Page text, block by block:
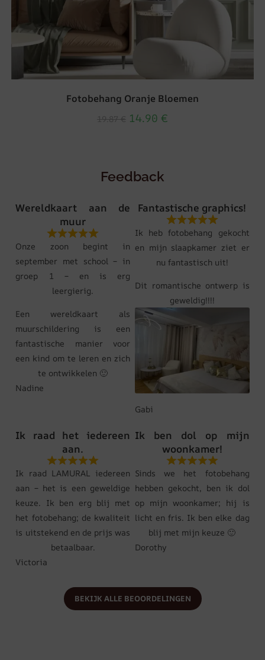
Fotobehang Oranje Bloemen
14.90 €
Feedback
Wereldkaart aan de
muur
Onze zoon begint in
september met school – in
groep 1 – en is erg
leergierig.
Een wereldkaart als
muurschildering is een
fantastische manier voor
een kind om te leren en zich
te ontwikkelen 🙂
Nadine
Fantastische graphics!
Ik heb fotobehang gekocht
en mijn slaapkamer ziet er
nu fantastisch uit!
Dit romantische ontwerp is
geweldig!!!!
Gabi
Ik raad het iedereen
aan.
Ik raad LAMURAL iedereen
aan – het is een geweldige
keuze. Ik ben erg blij met
het fotobehang; de kwaliteit
is uitstekend en de prijs was
betaalbaar.
Victoria
Ik ben dol op mijn
woonkamer!
Sinds we het fotobehang
hebben gekocht, ben ik dol
op mijn woonkamer; hij is
licht en fris. Ik ben elke dag
blij met mijn keuze 🙂
Dorothy
BEKIJK ALLE BEOORDELINGEN